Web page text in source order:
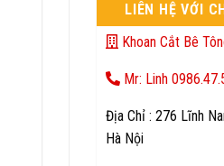
LIÊN HỆ VỚI
Khoan Cắt Bê
Mr: Linh
Địa Chỉ : 276 Lĩnh
Hà Nội